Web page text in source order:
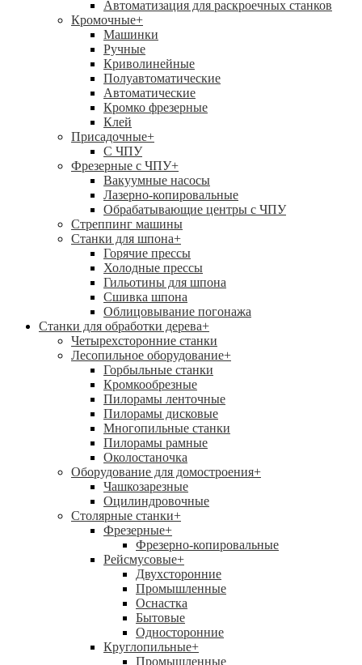
Автоматизация для раскроечных станков
Кромочные+
Машинки
Ручные
Криволинейные
Полуавтоматические
Автоматические
Кромко фрезерные
Клей
Присадочные+
С ЧПУ
Фрезерные с ЧПУ+
Вакуумные насосы
Лазерно-копировальные
Обрабатывающие центры с ЧПУ
Стреппинг машины
Станки для шпона+
Горячие прессы
Холодные прессы
Гильотины для шпона
Сшивка шпона
Облицовывание погонажа
Станки для обработки дерева+
Четырехсторонние станки
Лесопильное оборудование+
Горбыльные станки
Кромкообрезные
Пилорамы ленточные
Пилорамы дисковые
Многопильные станки
Пилорамы рамные
Околостаночка
Оборудование для домостроения+
Чашкозарезные
Оцилиндровочные
Столярные станки+
Фрезерные+
Фрезерно-копировальные
Рейсмусовые+
Двухсторонние
Промышленные
Оснастка
Бытовые
Односторонние
Круглопильные+
Промышленные